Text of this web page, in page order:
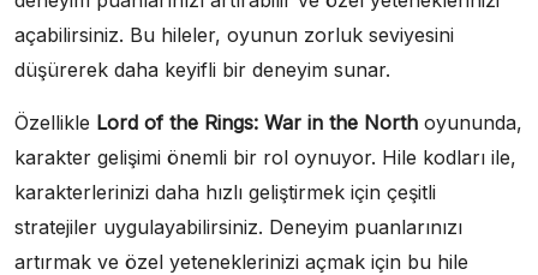
açabilirsiniz. Bu hileler, oyunun zorluk seviyesini
düşürerek daha keyifli bir deneyim sunar.
Özellikle Lord of the Rings: War in the North oyununda,
karakter gelişimi önemli bir rol oynuyor. Hile kodları ile,
karakterlerinizi daha hızlı geliştirmek için çeşitli
stratejiler uygulayabilirsiniz. Deneyim puanlarınızı
artırmak ve özel yeteneklerinizi açmak için bu hile